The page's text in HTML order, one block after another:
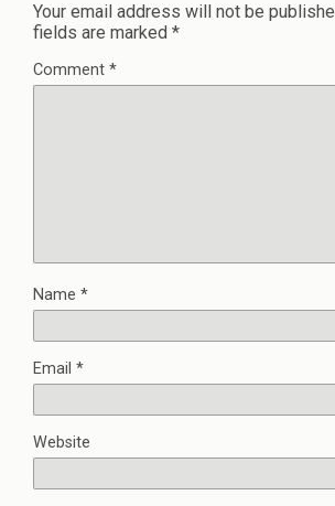
Your email address will not be
fields are marked *
Comment *
Name *
Email *
Website